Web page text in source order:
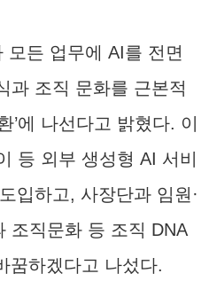
모든 업무에 AI를 전면
과 조직 문화를 근본적
’에 나선다고 밝혔다. 이
등 외부 생성형 AI 서비
입하고, 사장단과 임원·
조직문화 등 조직 DNA
꿈하겠다고 나섰다.